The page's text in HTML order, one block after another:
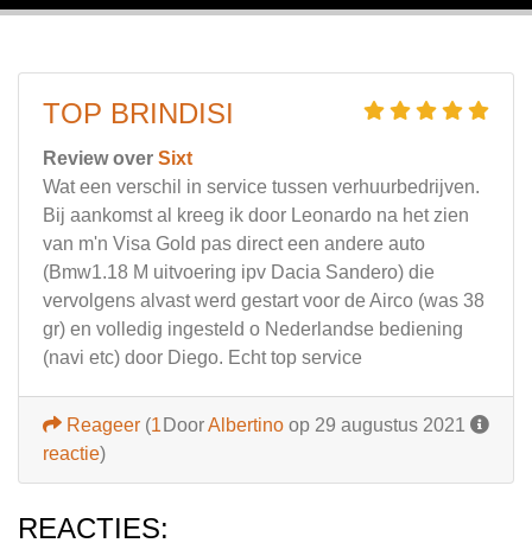
TOP BRINDISI
Review over Sixt
Wat een verschil in service tussen verhuurbedrijven.
Bij aankomst al kreeg ik door Leonardo na het zien
van m'n Visa Gold pas direct een andere auto
(Bmw1.18 M uitvoering ipv Dacia Sandero) die
vervolgens alvast werd gestart voor de Airco (was 38
gr) en volledig ingesteld o Nederlandse bediening
(navi etc) door Diego. Echt top service
DoorAlbertino op 29 augustus 2021
Reageer (1
reactie)
REACTIES: